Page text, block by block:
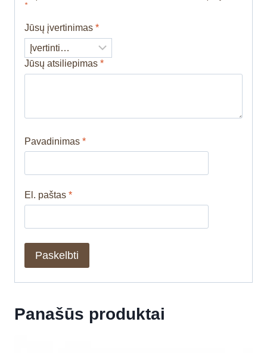
*
Jūsų įvertinimas *
Jūsų atsiliepimas *
Pavadinimas *
El. paštas *
Panašūs produktai